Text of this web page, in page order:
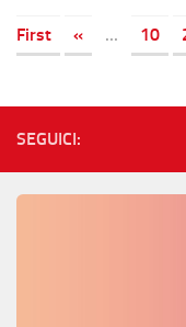
First
« ... 10
SEGUICI: